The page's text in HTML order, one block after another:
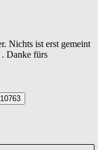
Nichts ist erst gemeint
Danke fürs